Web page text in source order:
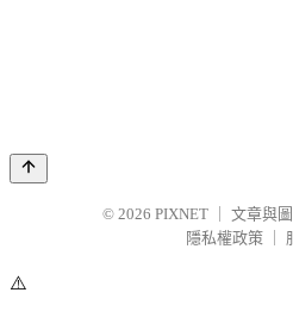
© 2026 PIXNET
文章與
隱私權政策
⚠️